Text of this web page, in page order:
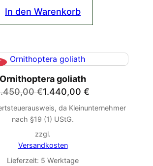
In den Warenkorb
PRODUKT
ANGEBOT
Ornithoptera goliath
€Ursprünglicher
Preis
war:
1.450,00 €
1.440,00 €
Aktueller
Preis
ist:
1.440,00 €.
da Kleinunternehmer
nach §19 (1) UStG.
zzgl.
Versandkosten
Lieferzeit: 5 Werktage